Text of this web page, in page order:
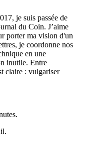
je suis passée de
du Coin. J’aime
porter ma vision d'un
je coordonne nos
en une
inutile. Entre
claire : vulgariser